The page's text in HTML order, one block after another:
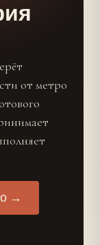
от метро
→